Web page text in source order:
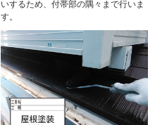
いするため、付帯部の隅々まで行いま
す。